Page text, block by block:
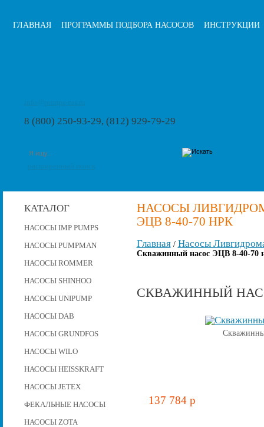
ГЛАВНАЯ ПРОГРАММЫ ПОДБОРА НАСОСОВ ИНСТРУКЦИИ
8 (800) 250-93-29, (812) 929-79-29
КАТАЛОГ
НАСОСЫ IMP PUMPS
НАСОСЫ PUMPMAN
НАСОСЫ ROMMER
НАСОСЫ SHINHOO
НАСОСЫ UNIPUMP
НАСОСЫ DAB
НАСОСЫ GRUNDFOS
НАСОСЫ WILO
НАСОСЫ HEISSKRAFT
НАСОСЫ JETEX
ФЕКАЛЬНЫЕ НАСОСЫ
НАСОСЫ ZOTA
НАСОСЫ
ЭЦВ 8-40-70 НРК
Главная/ Насосы
Скважинный насос ЭЦВ 8-40-70
СКВАЖИННЫЙ
137 784 p